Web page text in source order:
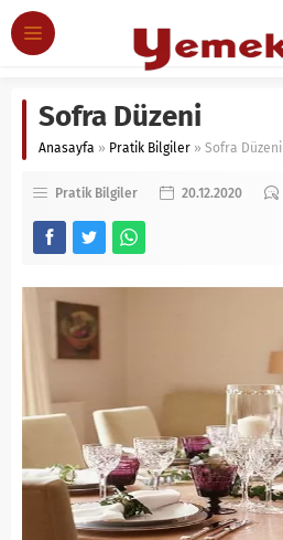
Sofra Düzeni
Anasayfa » Pratik Bilgiler » Sofra Düzeni
Pratik Bilgiler 20.12.2020